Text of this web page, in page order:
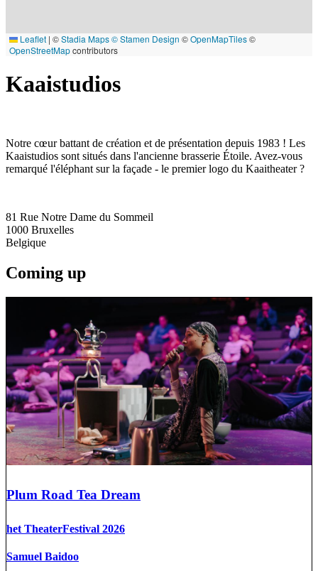
Leaflet | ©Stadia Maps© Stamen Design ©OpenMapTiles©
OpenStreetMapcontributors
Kaaistudios
Notre cœur battant de création et de présentation depuis 1983 ! Les
Kaaistudios sont situés dans l'ancienne brasserie Étoile. Avez-vous
remarqué l'éléphant sur la façade - le premier logo du Kaaitheater ?
81 Rue Notre Dame du Sommeil
1000 Bruxelles
Belgique
Coming up
Plum Road Tea Dream
het TheaterFestival 2026
Samuel Baidoo